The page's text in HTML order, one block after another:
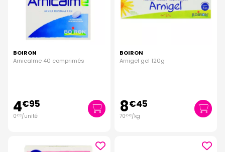
BOIRON
Arnicalme 40 comprimés
4€95
0€ 12/unité
BOIRON
Arnigel gel 120g
8€45
70€42/kg